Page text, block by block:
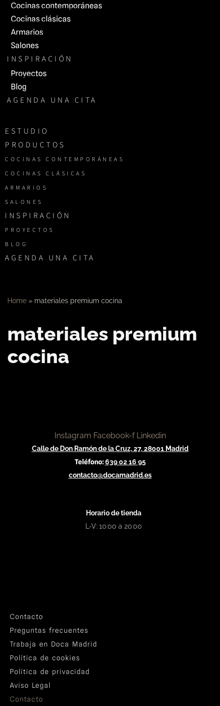
Cocinas contemporáneas
Cocinas clásicas
Armarios
Salones
INSPIRACIÓN
Proyectos
Blog
AGENDA UNA CITA
ESTUDIO
PRODUCTOS
COCINAS CONTEMPORÁNEAS
COCINAS CLÁSICAS
ARMARIOS
SALONES
INSPIRACIÓN
PROYECTOS
BLOG
AGENDA UNA CITA
Home » materiales premium cocina
materiales premium
cocina
Instagram Facebook-f Linkedin
Calle de Don Ramón de la Cruz, 27, 28001 Madrid
Teléfono:639 02 16 95
contacto@docamadrid.es
Horario de tienda
L-V: 10:00 a 20:00
Contacto
Preguntas frecuentes
Trabaja en Doca Madrid
Política de cookies
Política de privacidad
Aviso Legal
Contacto